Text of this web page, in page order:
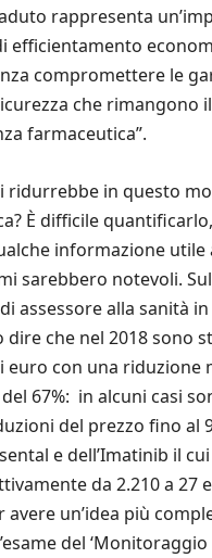
rappresenta
efficientamento
compromettere le
che rimangono
farmaceutica”.
ridurrebbe in questo
È difficile
informazione utile
sarebbero notevoli.
assessore alla sanità
dire che nel 2018 sono
euro con una riduzione
67%: in alcuni casi
del prezzo fino al
e dell’Imatinib il
da 2.210 a 27
avere un’idea più
del